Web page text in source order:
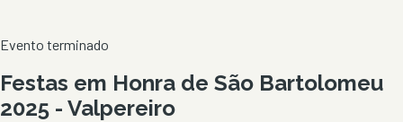
Evento terminado
Festas em Honra de São Bartolomeu
2025 - Valpereiro